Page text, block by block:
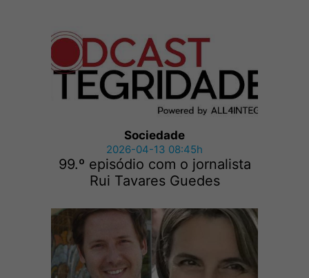
Sociedade
2026-04-13 08:45h
99.º episódio com o jornalista
Rui Tavares Guedes